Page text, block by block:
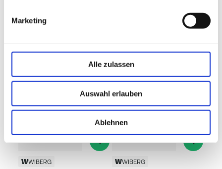
Marketing
Alle zulassen
Auswahl erlauben
Ablehnen
Beliebte Produkte
WIBERG WIBERG